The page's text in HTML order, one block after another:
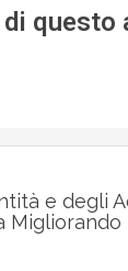
questo
e degli
Migliorando